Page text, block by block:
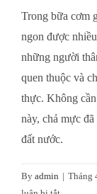
Trong bữa cơm
ngon được
những người
quen thuộc và
thực. Không
này, chả mực
đất nước.
By admin | Tháng